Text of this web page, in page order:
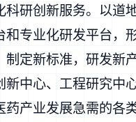
科研创新服务。以
和专业化研发平台，
制定新标准，研发新
新中心、工程研究中
药产业发展急需的各